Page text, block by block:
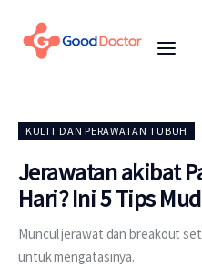
Untuk Bisnis
Untuk Anda
KULIT DAN PERAWATAN TUBUH
Jerawatan akibat
Hari? Ini 5 Tips
Muncul jerawat dan breakout
untuk mengatasinya.